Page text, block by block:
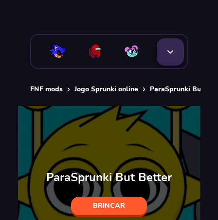
FNF mods Jogo Sprunki online ParaSprunki But
ParaSprunki But Better
BRINCAR